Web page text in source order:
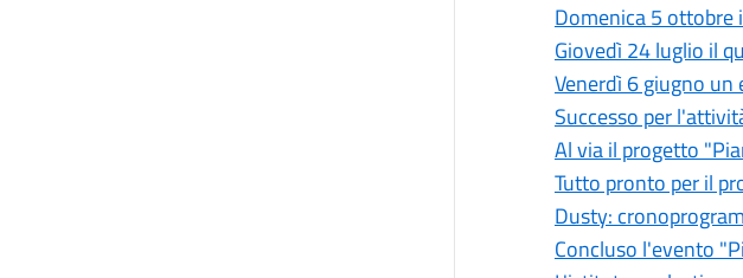
Domenica 5
Giovedì 24 luglio il
Venerdì 6 giugno
Successo per
Al via il progetto
Tutto pronto per il
Dusty:
Concluso l'evento